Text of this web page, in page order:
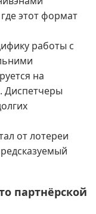
этот формат
работы с
на
Диспетчеры
от лотереи
партнёрской